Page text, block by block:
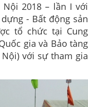
2018 – lần I với
- Bất động sản
tổ chức tại Cung
gia và Bảo tàng
với sự tham gia